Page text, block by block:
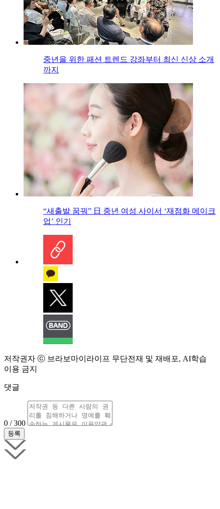
중년을 위한 패션 트렌드 강좌부터 최신 신상 소개
까지
“새출발 꿈꿔” 日 중년 여성 사이서 ‘재점화 메이크
업’ 인기
저작권자 ⓒ 브라보마이라이프 무단전재 및 재배포, AI학습
이용 금지
댓글
0 / 300